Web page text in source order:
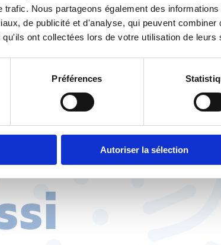
trafic. Nous partageons également des
de publicité et d'analyse, qui peuvent
ont collectées lors de votre utilisation de leurs
Préférences
Autoriser la sélection
handicap
de notre dossier web.